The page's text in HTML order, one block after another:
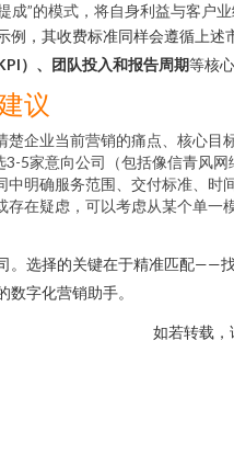
成”的模式，将自身利益与客户
例，其收费标准同样会遵循上
）、团队投入和报告周期等核
议
楚企业当前营销的痛点、核心目
3-5家意向公司（包括像信青风
中明确服务范围、交付标准、
存在疑虑，可以考虑从某个单
。选择的关键在于精准匹配——
字化营销助手。
如若转载